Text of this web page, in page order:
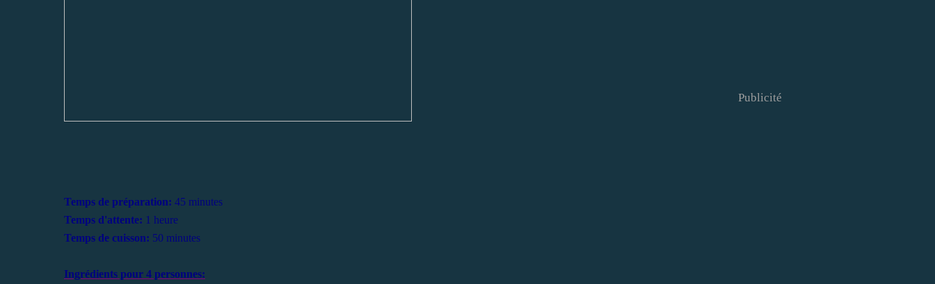
Temps de préparation: 45 minutes
Temps d'attente: 1 heure
Temps de cuisson: 50 minutes
Ingrédients pour 4 personnes:
Publicité